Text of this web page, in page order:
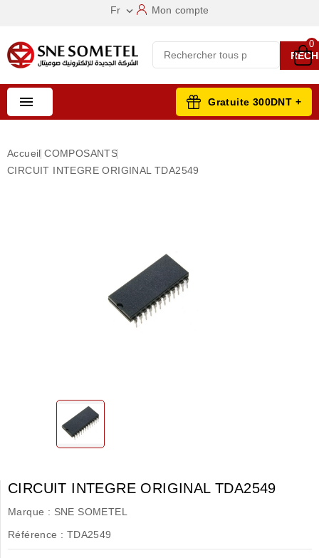
Fr  Mon compte
0
 Gratuite 300DNT +
Accueil COMPOSANTS
CIRCUIT INTEGRE ORIGINAL TDA2549
CIRCUIT INTEGRE ORIGINAL TDA2549
Marque : SNE SOMETEL
Référence : TDA2549